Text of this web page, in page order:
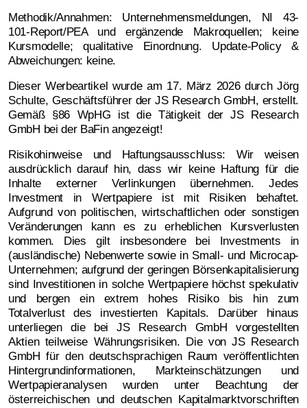
Methodik/Annahmen: Unternehmensmeldungen, NI 43-
101-Report/PEA und ergänzende Makroquellen; keine
Kursmodelle; qualitative Einordnung. Update-Policy &
Abweichungen: keine.
Dieser Werbeartikel wurde am 17. März 2026 durch Jörg
Schulte, Geschäftsführer der JS Research GmbH, erstellt.
Gemäß §86 WpHG ist die Tätigkeit der JS Research
GmbH bei der BaFin angezeigt!
Risikohinweise und Haftungsausschluss: Wir weisen
ausdrücklich darauf hin, dass wir keine Haftung für die
Inhalte externer Verlinkungen übernehmen. Jedes
Investment in Wertpapiere ist mit Risiken behaftet.
Aufgrund von politischen, wirtschaftlichen oder sonstigen
Veränderungen kann es zu erheblichen Kursverlusten
kommen. Dies gilt insbesondere bei Investments in
(ausländische) Nebenwerte sowie in Small- und Microcap-
Unternehmen; aufgrund der geringen Börsenkapitalisierung
sind Investitionen in solche Wertpapiere höchst spekulativ
und bergen ein extrem hohes Risiko bis hin zum
Totalverlust des investierten Kapitals. Darüber hinaus
unterliegen die bei JS Research GmbH vorgestellten
Aktien teilweise Währungsrisiken. Die von JS Research
GmbH für den deutschsprachigen Raum veröffentlichten
Hintergrundinformationen, Markteinschätzungen und
Wertpapieranalysen wurden unter Beachtung der
österreichischen und deutschen Kapitalmarktvorschriften